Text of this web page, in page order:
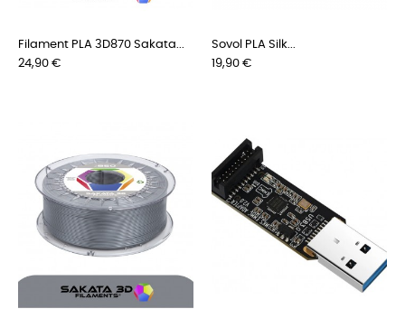
Filament PLA 3D870 Sakata...
Preis
24,90 €
Sovol PLA Silk...
Preis
19,90 €